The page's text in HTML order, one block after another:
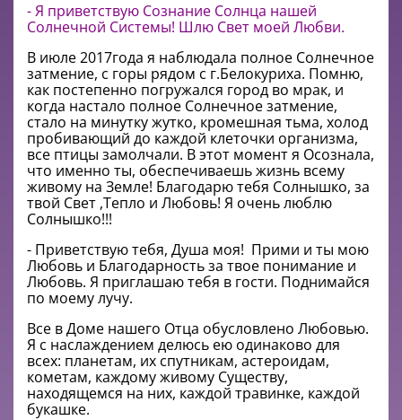
- Я приветствую Сознание Солнца нашей
Солнечной Системы! Шлю Свет моей Любви.
В июле 2017года я наблюдала полное Солнечное
затмение, с горы рядом с г.Белокуриха. Помню,
как постепенно погружался город во мрак, и
когда настало полное Солнечное затмение,
стало на минутку жутко, кромешная тьма, холод
пробивающий до каждой клеточки организма,
все птицы замолчали. В этот момент я Осознала,
что именно ты, обеспечиваешь жизнь всему
живому на Земле! Благодарю тебя Солнышко, за
твой Свет ,Тепло и Любовь! Я очень люблю
Солнышко!!!
- Приветствую тебя, Душа моя! Прими и ты мою
Любовь и Благодарность за твое понимание и
Любовь. Я приглашаю тебя в гости. Поднимайся
по моему лучу.
Все в Доме нашего Отца обусловлено Любовью.
Я с наслаждением делюсь ею одинаково для
всех: планетам, их спутникам, астероидам,
кометам, каждому живому Существу,
находящемся на них, каждой травинке, каждой
букашке.